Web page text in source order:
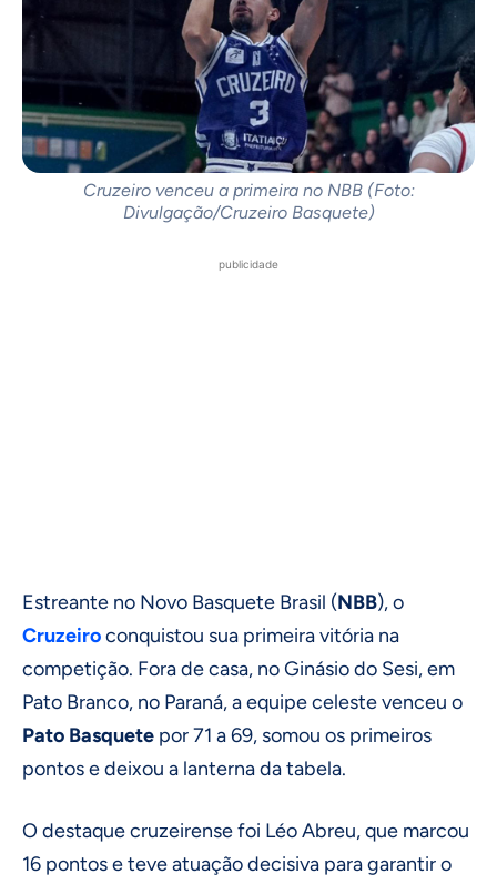
Cruzeiro venceu a primeira no NBB (Foto:
Divulgação/Cruzeiro Basquete)
publicidade
Estreante no Novo Basquete Brasil (NBB), o
Cruzeiroconquistou sua primeira vitória na
competição. Fora de casa, no Ginásio do Sesi, em
Pato Branco, no Paraná, a equipe celeste venceu o
Pato Basquete por 71 a 69, somou os primeiros
pontos e deixou a lanterna da tabela.
O destaque cruzeirense foi Léo Abreu, que marcou
16 pontos e teve atuação decisiva para garantir o